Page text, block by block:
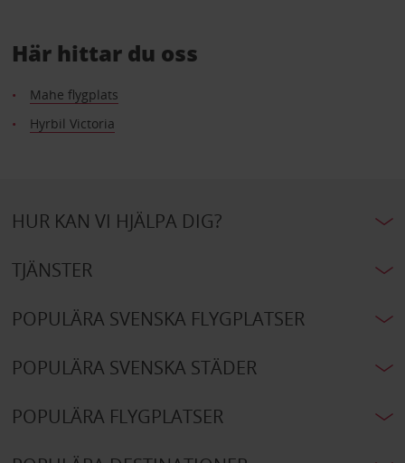
Här hittar du oss
Mahe flygplats
Hyrbil Victoria
HUR KAN VI HJÄLPA DIG?
TJÄNSTER
POPULÄRA SVENSKA FLYGPLATSER
POPULÄRA SVENSKA STÄDER
POPULÄRA FLYGPLATSER